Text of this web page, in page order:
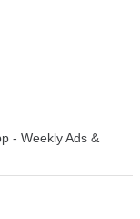
- Weekly Ads &